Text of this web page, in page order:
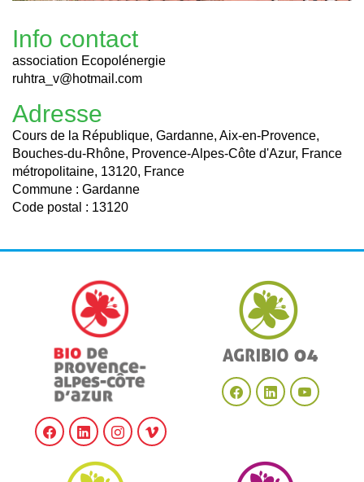
Info contact
association Ecopolénergie
ruhtra_v@hotmail.com
Adresse
Cours de la République, Gardanne, Aix-en-Provence,
Bouches-du-Rhône, Provence-Alpes-Côte d'Azur, France
métropolitaine, 13120, France
Commune : Gardanne
Code postal : 13120